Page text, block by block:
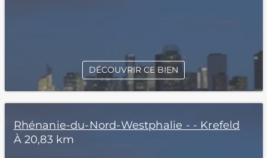
DÉCOUVRIR CE BIEN
Rhénanie-du-Nord-Westphalie - - Krefeld
À 20,83 km